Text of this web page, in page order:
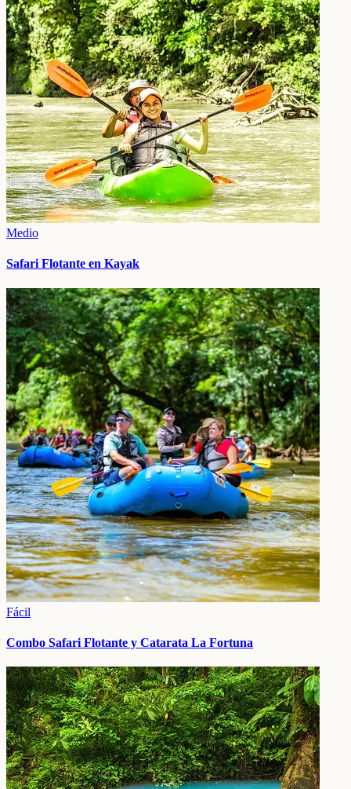
Medio
Safari Flotante en Kayak
Fácil
Combo Safari Flotante y Catarata La Fortuna